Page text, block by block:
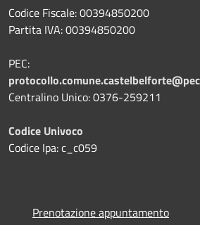
Codice Fiscale: 00394850200
Partita IVA: 00394850200
PEC:
Centralino Unico: 0376-259211
Codice Univoco
Codice Ipa: c_c059
Prenotazione appuntamento